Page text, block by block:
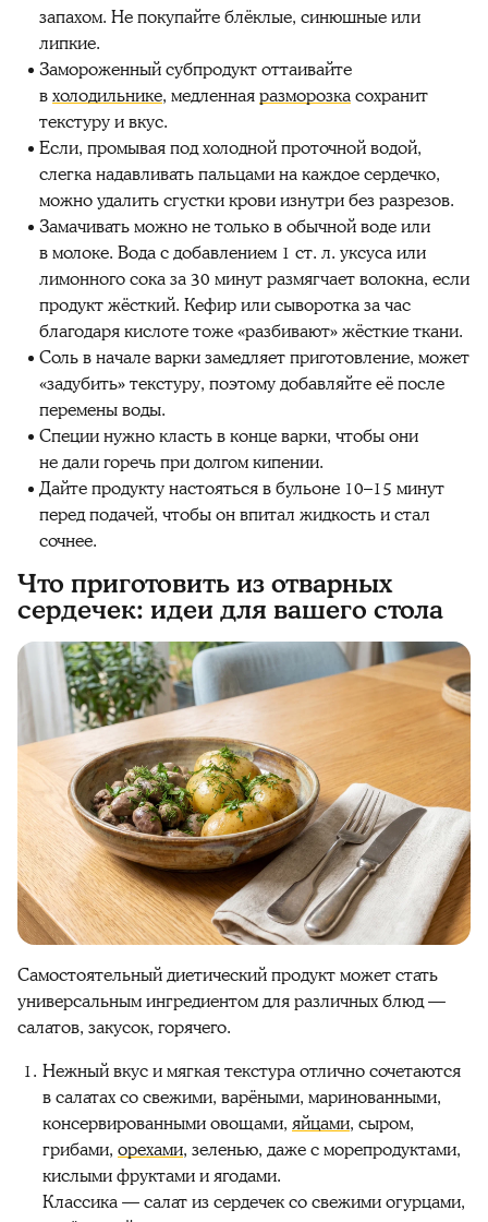
запахом. Не покупайте блёклые, синюшные или
липкие.
Замороженный субпродукт оттаивайте
вхолодильнике, медленнаяразморозкасохранит
текстуру и вкус.
Если, промывая под холодной проточной водой,
слегка надавливать пальцами на каждое сердечко,
можно удалить сгустки крови изнутри без разрезов.
Замачивать можно не только в обычной воде или
в молоке. Вода с добавлением 1 ст. л. уксуса или
лимонного сока за 30 минут размягчает волокна, если
продукт жёсткий. Кефир или сыворотка за час
благодаря кислоте тоже «разбивают» жёсткие ткани.
Соль в начале варки замедляет приготовление, может
«задубить» текстуру, поэтому добавляйте её после
перемены воды.
Специи нужно класть в конце варки, чтобы они
не дали горечь при долгом кипении.
Дайте продукту настояться в бульоне 10–15 минут
перед подачей, чтобы он впитал жидкость и стал
сочнее.
Что приготовить из отварных
сердечек: идеи для вашего стола
Самостоятельный диетический продукт может стать
универсальным ингредиентом для различных блюд —
салатов, закусок, горячего.
Нежный вкус и мягкая текстура отлично сочетаются
в салатах со свежими, варёными, маринованными,
консервированными овощами, яйцами, сыром,
грибами, орехами, зеленью, даже с морепродуктами,
кислыми фруктами и ягодами.
Классика — салат из сердечек со свежими огурцами,